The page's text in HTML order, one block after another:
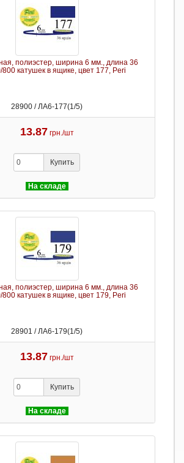
полиэстер, ширина 6 мм., длина 36
800 катушек в ящике, цвет 177, Peri
28900 / ЛА6-177(1/5)
13.87 грн./шт
Купить
На складе
полиэстер, ширина 6 мм., длина 36
800 катушек в ящике, цвет 179, Peri
28901 / ЛА6-179(1/5)
13.87 грн./шт
Купить
На складе